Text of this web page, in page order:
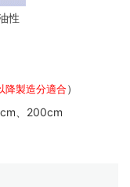
性
降製造分適合）
、200cm